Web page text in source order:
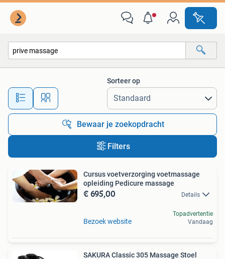
Alle afstanden…
Sorteer op
Bewaar je zoekopdracht
Filters
Cursus voetverzorging voetmassage
opleiding Pedicure massage
€ 695,00 Details
Bezoek website
Topadvertentie
Vandaag
SAKURA Classic 305 Massage Stoel